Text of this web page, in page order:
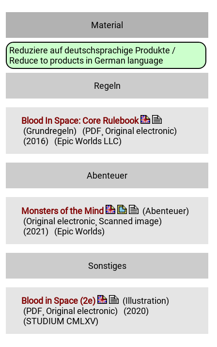
Material
Reduziere auf deutschsprachige Produkte /
Reduce to products in German language
Regeln
Blood In Space: Core Rulebook
(Grundregeln)
(PDF¸ Original electronic)
(2016)
(Epic Worlds LLC)
Abenteuer
Monsters of the Mind
(Abenteuer)
(Original electronic¸ Scanned image)
(2021)
(Epic Worlds)
Sonstiges
Blood in Space (2e)
(Illustration)
(PDF¸ Original electronic)
(2020)
(STUDIUM CMLXV)